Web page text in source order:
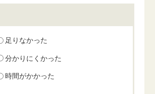
足りなかった
分かりにくかった
時間がかかった